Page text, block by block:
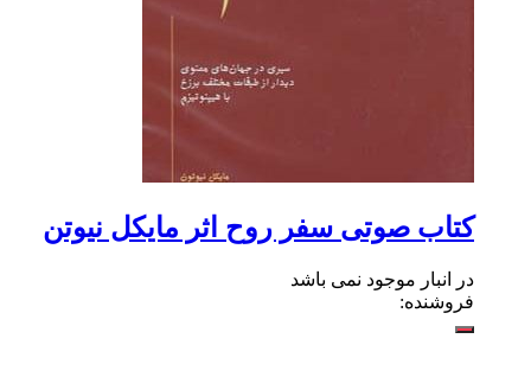
کتاب صوتی سفر روح اثر مایکل نیوتن
در انبار موجود نمی باشد
فروشنده: